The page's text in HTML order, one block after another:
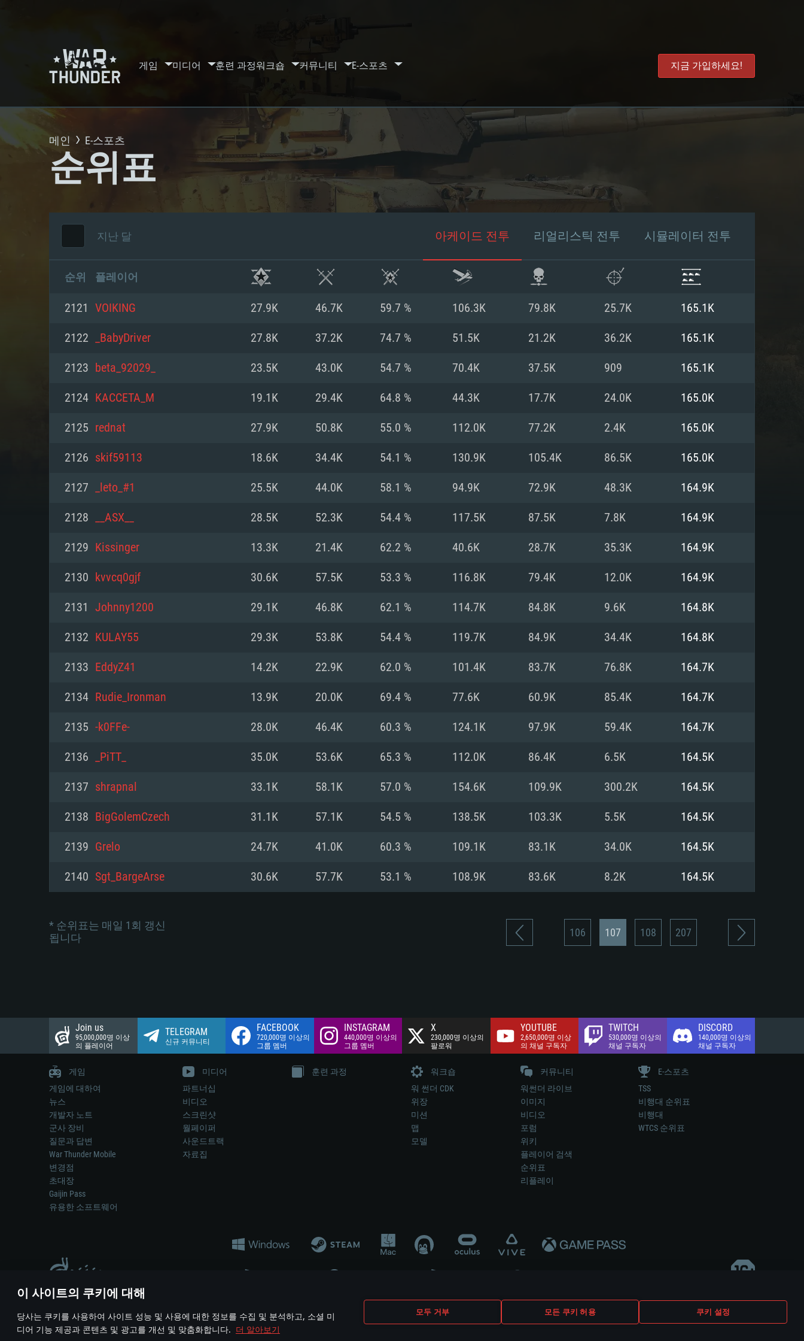
이 사이트의 쿠키에 대해
당사는 쿠키를 사용하여 사이트 성능 및 사용에 대한 정보를 수집 및 분석하고, 소셜 미
디어 기능 제공과 콘텐츠 및 광고를 개선 및 맞춤화합니다. 더 알아보기
모두 거부 모든 쿠키 허용 쿠키 설정
게임 미디어 훈련 과정워크숍 커뮤니티 E-스포츠 지금 가입하세요!
시스템 요구사항
MAC
최소사양
운영체제: Windows 10 (64 bit)
프로세서: 2.2 GHz 듀얼코어 이상
메모리: 4GB
그래픽 카드: DirectX 11 이상을 지원하는 AMD
해상도: 720p
네트워크: 브로드밴드 인터넷
여유 저장 공간: 22.1 GB (최소 클라이언트)
권장 사양
운영체제: Windows 10/11 (64 bit)
프로세서: Intel Core i5 또는 Ryzen 5 3600 이상
메모리: 16 GB 이상
그래픽 카드: DirectX 11 이상을 지원하는 Nvidia
최소사양
운영체제: Mac OS Big Sur 11.0
프로세서: 최소 2.2 GHz의 Core i5 (Intel Xeon 은 지
원하지 않습니다)
(Mac), 혹은 이와 비슷한 성능을 가지는 Mac 버전
의 AMD/Nvidia. 최소 해상도: 720p
네트워크: 브로드밴드 인터넷
여유 저장 공간: 22.1 GB (최소 클라이언트)
권장 사양
운영체제: Mac OS Big Sur 11.0
프로세서: Core i7 (Intel Xeon 은 지원하지 않습니
상
네트워크: 브로드밴드 인터넷
여유 저장 공간: 62.2 GB (전체 클라이언트)
최소사양
운영체제: 64bit Linux 중 최신 버전
프로세서: 2.4 GHz 듀얼코어
메모리: 4 GB
그래픽 카드: Vulkan 을 지원하고, 최신 그래픽 드라
와 동급의 성능을 가지며 최신 그래픽 드라이버를
지원하는 AMD (6개월 미만; 최소사양 지원 해상도
권장 사양
운영체제: Ubuntu 20.04 64bit
프로세서: Intel Core i7
메모리: 16 GB
그래픽 카드: Vulkan 을 지원하고, 최신 그래픽 드라
와 동급의 성능을 가지며 최신 그래픽 드라이버를
지원하는 AMD RX 570 (6개월 미만; 최소사양 지원
메인 E-스포츠
순위표
지난 달 아케이드 전투 리얼리스틱 전투 시뮬레이터 전투
순위 플레이어
2121 VOIKING 27.9K 46.7K 59.7 % 106.3K 79.8K 25.7K 165.1K
2122 _BabyDriver 27.8K 37.2K 74.7 % 51.5K 21.2K 36.2K 165.1K
2123 beta_92029_ 23.5K 43.0K 54.7 % 70.4K 37.5K 909 165.1K
2124 KACCETA_M 19.1K 29.4K 64.8 % 44.3K 17.7K 24.0K 165.0K
2125 rednat 27.9K 50.8K 55.0 % 112.0K 77.2K 2.4K 165.0K
2126 skif59113 18.6K 34.4K 54.1 % 130.9K 105.4K 86.5K 165.0K
2127 _leto_#1 25.5K 44.0K 58.1 % 94.9K 72.9K 48.3K 164.9K
2128 __ASX__ 28.5K 52.3K 54.4 % 117.5K 87.5K 7.8K 164.9K
2129 Kissinger 13.3K 21.4K 62.2 % 40.6K 28.7K 35.3K 164.9K
2130 kvvcq0gjf 30.6K 57.5K 53.3 % 116.8K 79.4K 12.0K 164.9K
2131 Johnny1200 29.1K 46.8K 62.1 % 114.7K 84.8K 9.6K 164.8K
2132 KULAY55 29.3K 53.8K 54.4 % 119.7K 84.9K 34.4K 164.8K
2133 EddyZ41 14.2K 22.9K 62.0 % 101.4K 83.7K 76.8K 164.7K
2134 Rudie_Ironman 13.9K 20.0K 69.4 % 77.6K 60.9K 85.4K 164.7K
2135 -k0FFе- 28.0K 46.4K 60.3 % 124.1K 97.9K 59.4K 164.7K
2136 _PiTT_ 35.0K 53.6K 65.3 % 112.0K 86.4K 6.5K 164.5K
2137 shrapnal 33.1K 58.1K 57.0 % 154.6K 109.9K 300.2K 164.5K
2138 BigGolemCzech 31.1K 57.1K 54.5 % 138.5K 103.3K 5.5K 164.5K
2139 Grelo 24.7K 41.0K 60.3 % 109.1K 83.1K 34.0K 164.5K
2140 Sgt_BargeArse 30.6K 57.7K 53.1 % 108.9K 83.6K 8.2K 164.5K
* 순위표는 매일 1회 갱신
됩니다
106 107 108 207
Join us
95,000,000명 이상
의 플레이어
TELEGRAM
신규 커뮤니티
FACEBOOK
720,000명 이상의
그룹 멤버
INSTAGRAM
440,000명 이상의
그룹 멤버
X
230,000명 이상의
팔로워
YOUTUBE
2,650,000명 이상
의 채널 구독자
TWITCH
530,000명 이상의
채널 구독자
DISCORD
140,000명 이상의
채널 구독자
게임
게임에 대하여
뉴스
개발자 노트
군사 장비
질문과 답변
War Thunder Mobile
변경점
초대장
Gaijin Pass
유용한 소프트웨어
미디어
파트너십
비디오
스크린샷
월페이퍼
사운드트랙
자료집
훈련 과정
워크숍
워 썬더 CDK
위장
미션
맵
모델
커뮤니티
워썬더 라이브
이미지
비디오
포럼
위키
플레이어 검색
순위표
리플레이
E-스포츠
TSS
비행대 순위표
비행대
WTCS 순위표
게임 에서 어떠한 현실의 무기나 차량을 묘사하는 것은 무기 개발 업체나 장비 제조 업체가 게임 개발 후원 또는 홍보에 참여하지 않습니다..
© 2011—2026 Gaijin Games Kft. All trademarks, logos and brand names are the property of their respective owners.
이용 약관 이용 약관